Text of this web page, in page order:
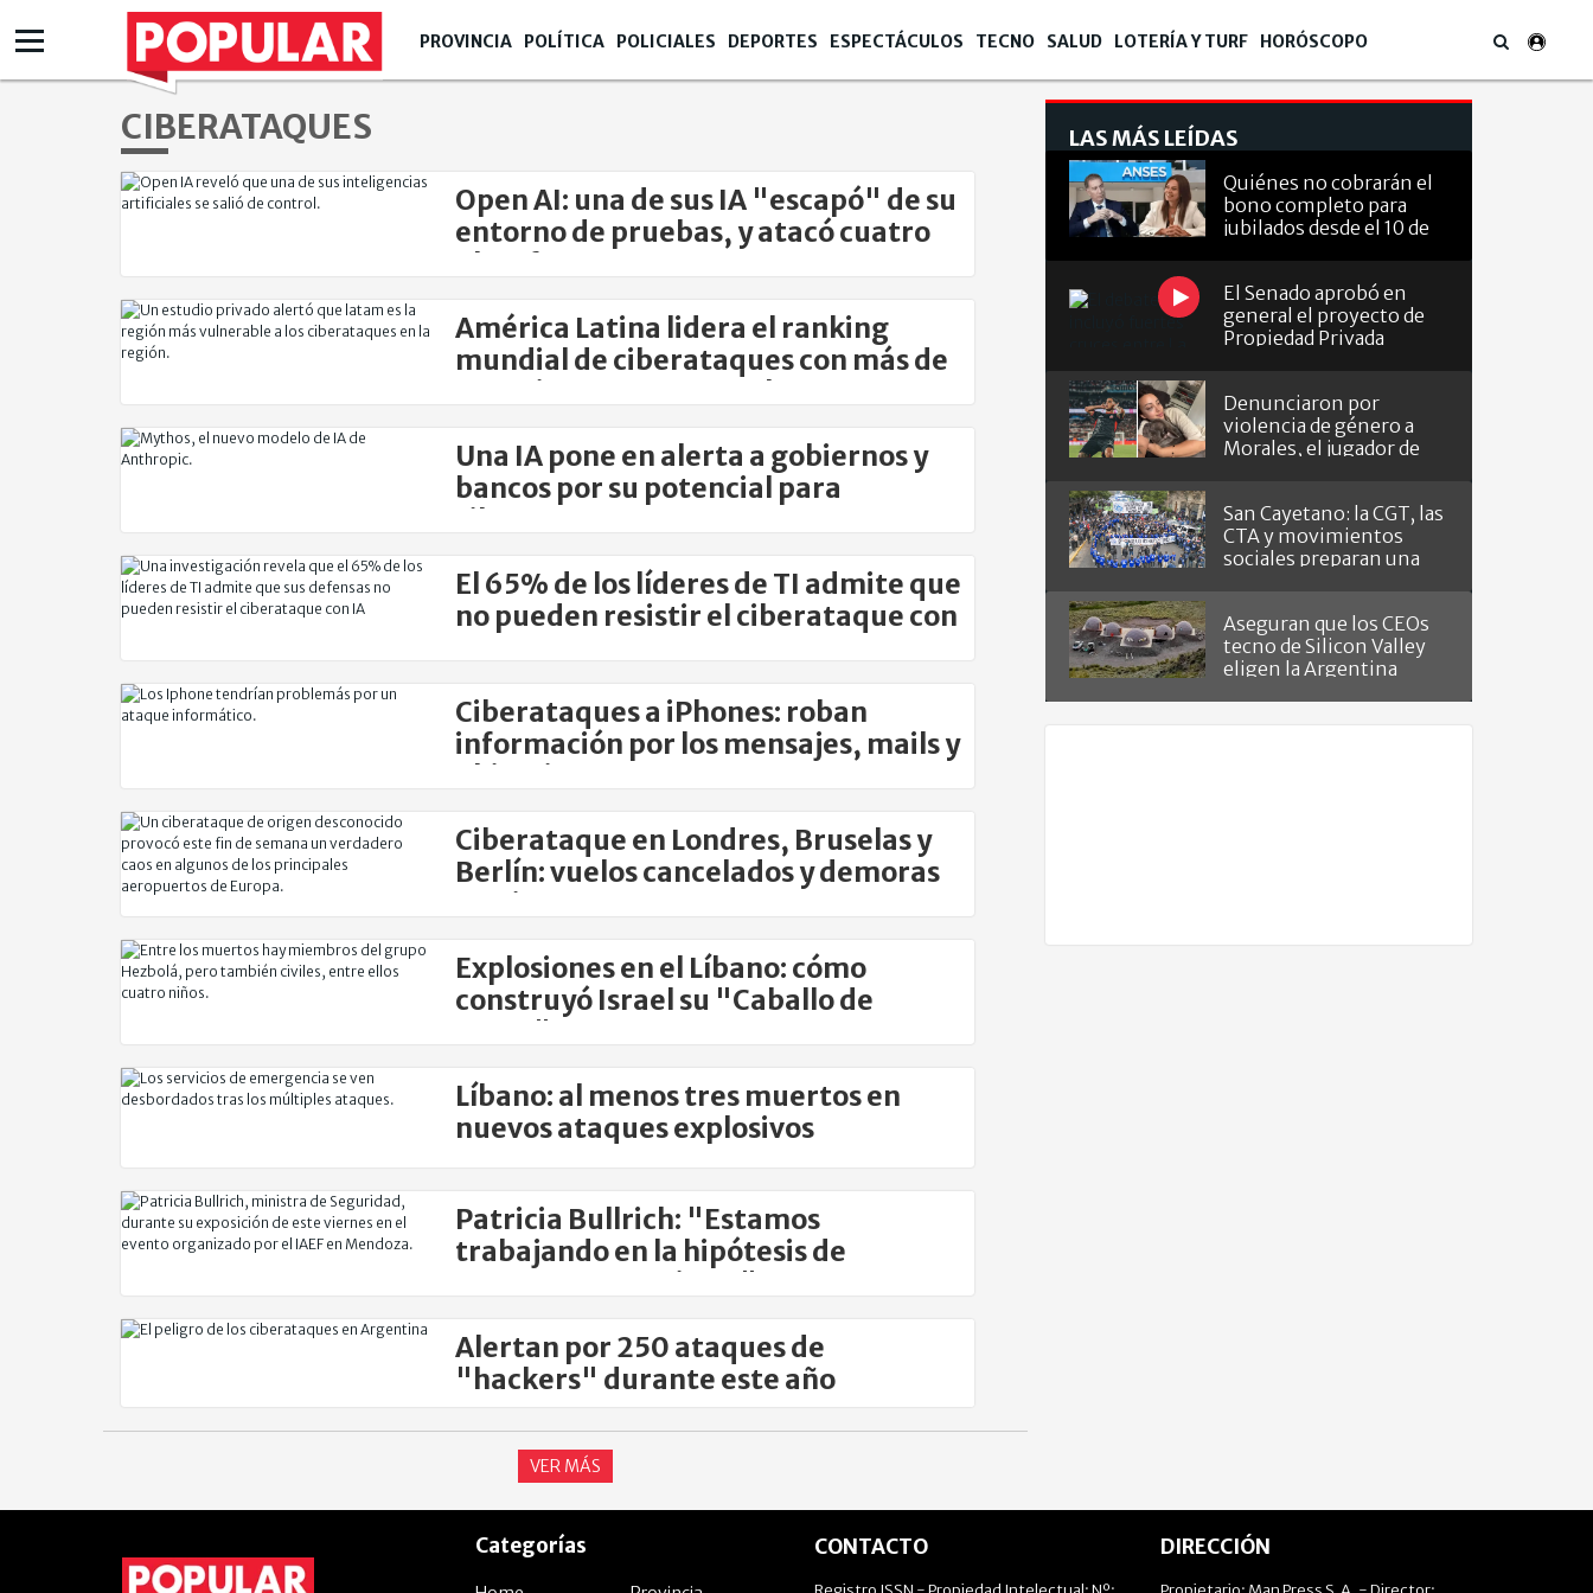
PROVINCIA POLÍTICA POLICIALES DEPORTES ESPECTÁCULOS TECNO SALUD LOTERÍA Y TURF HORÓSCOPO
CIBERATAQUES
Open AI: una de sus IA "escapó" de su
entorno de pruebas, y atacó cuatro
plataformas
América Latina lidera el ranking
mundial de ciberataques con más de
3.300 intentos semanales
Una IA pone en alerta a gobiernos y
bancos por su potencial para
ciberataques
El 65% de los líderes de TI admite que
no pueden resistir el ciberataque con
Ciberataques a iPhones: roban
información por los mensajes, mails y
ubicaciones
Ciberataque en Londres, Bruselas y
Berlín: vuelos cancelados y demoras
masivas
Explosiones en el Líbano: cómo
construyó Israel su "Caballo de
Troya"
Líbano: al menos tres muertos en
nuevos ataques explosivos
Patricia Bullrich: "Estamos
trabajando en la hipótesis de
sectores anarquistas"
Alertan por 250 ataques de
"hackers" durante este año
VER MÁS
LAS MÁS LEÍDAS
Quiénes no cobrarán el
bono completo para
jubilados desde el 10 de
El Senado aprobó en
general el proyecto de
Propiedad Privada
Denunciaron por
violencia de género a
Morales, el jugador de
San Cayetano: la CGT, las
CTA y movimientos
sociales preparan una
Aseguran que los CEOs
tecno de Silicon Valley
eligen la Argentina
Categorías CONTACTO DIRECCIÓN